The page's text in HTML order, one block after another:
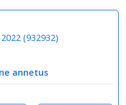
(932932)
annetus